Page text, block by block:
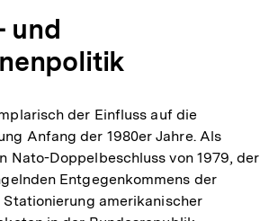
und
der Einfluss auf die
Anfang der 1980er Jahre. Als
Nato-Doppelbeschluss von 1979, der
Entgegenkommens der
Stationierung amerikanischer